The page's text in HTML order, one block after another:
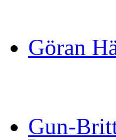
Göran
Gun-